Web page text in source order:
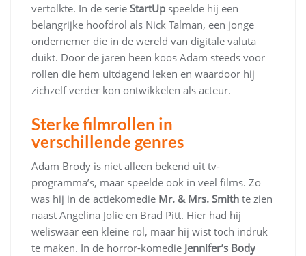
vertolkte. In de serie StartUp speelde hij een
belangrijke hoofdrol als Nick Talman, een jonge
ondernemer die in de wereld van digitale valuta
duikt. Door de jaren heen koos Adam steeds voor
rollen die hem uitdagend leken en waardoor hij
zichzelf verder kon ontwikkelen als acteur.
Sterke filmrollen in
verschillende genres
Adam Brody is niet alleen bekend uit tv-
programma’s, maar speelde ook in veel films. Zo
was hij in de actiekomedie Mr. & Mrs. Smith te zien
naast Angelina Jolie en Brad Pitt. Hier had hij
weliswaar een kleine rol, maar hij wist toch indruk
te maken. In de horror-komedie Jennifer’s Body